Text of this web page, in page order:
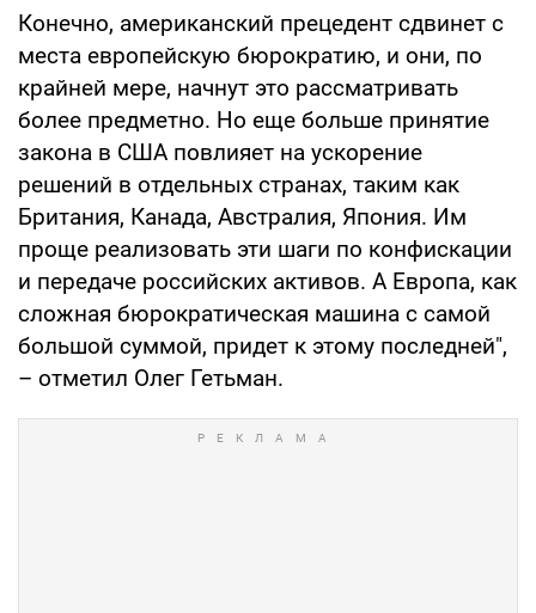
Конечно, американский прецедент сдвинет с
места европейскую бюрократию, и они, по
крайней мере, начнут это рассматривать
более предметно. Но еще больше принятие
закона в США повлияет на ускорение
решений в отдельных странах, таким как
Британия, Канада, Австралия, Япония. Им
проще реализовать эти шаги по конфискации
и передаче российских активов. А Европа, как
сложная бюрократическая машина с самой
большой суммой, придет к этому последней",
– отметил Олег Гетьман.